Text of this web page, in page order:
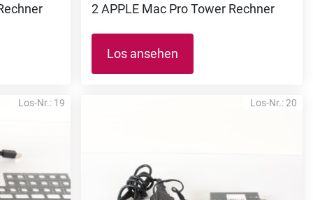
2 APPLE Mac Pro Tower Rechner
Los ansehen
Los-Nr.: 19 Los-Nr.: 20